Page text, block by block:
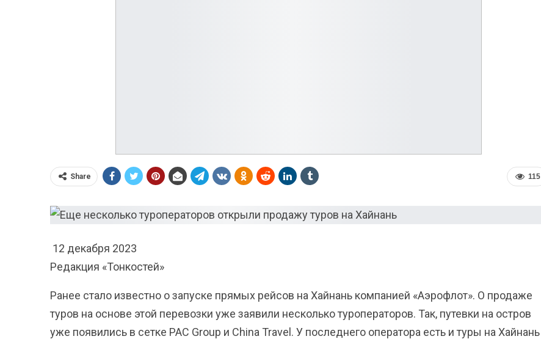
115
Share
12 декабря 2023
Редакция «Тонкостей»
Ранее стало известно о запуске прямых рейсов на Хайнань компанией «Аэрофлот». О продаже
туров на основе этой перевозки уже заявили несколько туроператоров. Так, путевки на остров
уже появились в сетке PAC Group и China Travel. У последнего оператора есть и туры на Хайнань